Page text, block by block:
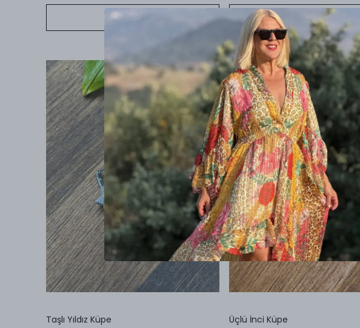
SEPETE EKLE SEPETE EKLE
Taşlı Yıldız Küpe Üçlü İnci Küpe